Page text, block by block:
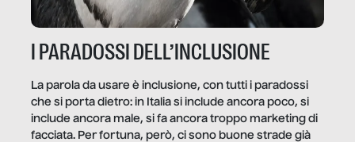
I PARADOSSI DELL’INCLUSIONE
La parola da usare è inclusione, con tutti i paradossi
che si porta dietro: in Italia si include ancora poco, si
include ancora male, si fa ancora troppo marketing di
facciata. Per fortuna, però, ci sono buone strade già